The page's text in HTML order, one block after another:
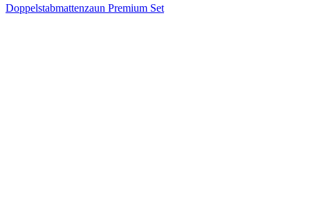
Doppelstabmattenzaun Premium Set